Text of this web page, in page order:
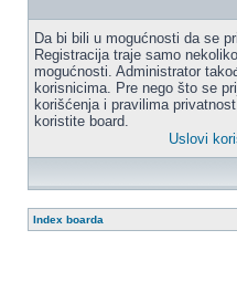
Da bi bili u mogućnosti da se
Registracija traje samo
mogućnosti. Administrator
korisnicima. Pre nego što se
korišćenja i pravilima
koristite board.
Uslovi
Index boarda